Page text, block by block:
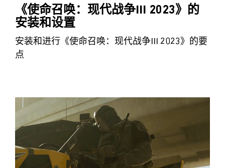
《使命召唤：现代战争III 2023》的
安装和设置
安装和进行《使命召唤：现代战争III 2023》的要
点